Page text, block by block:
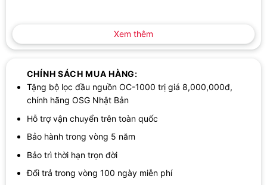
Khả năng lọc của máy được công bố với nhiều chỉ tiêu ở mức 12.000
Khả năng lọc của máy được công bố với nhiều chỉ tiêu ở mức
12.000 L, gồm clo dư, độ đục, nhóm Trihalometthanes,
Cloroform, Bromodichlorometan, Dibromochlorometan,
Bromoform, Tetrachloroetylen, Trichloroetylen, 1,1,1-
chất khác như sắt dạng hạt, nhôm trung tính, mùi mốc Jeosmin,
Xem thêm
CHÍNH SÁCH MUA HÀNG:
Tặng bộ lọc đầu nguồn OC-1000 trị giá 8,000,000đ,
chính hãng OSG Nhật Bản
Hỗ trợ vận chuyển trên toàn quốc
Bảo hành trong vòng 5 năm
Bảo trì thời hạn trọn đời
Đổi trả trong vòng 100 ngày miễn phí